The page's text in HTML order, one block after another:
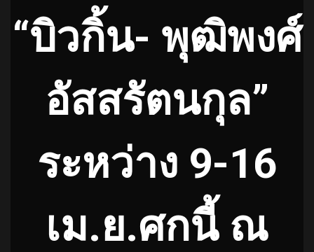
“บิวกิ้น- พุฒิพงศ์
อัสสรัตนกุล”
ระหว่าง 9-16
เม.ย.ศกนี้ ณ